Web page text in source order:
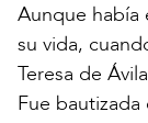
Aunque
su vida,
Teresa de
Fue